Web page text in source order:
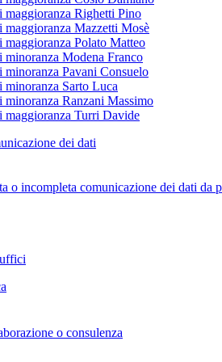
maggioranza Righetti Pino
maggioranza Mazzetti Mosè
maggioranza Polato Matteo
minoranza Modena Franco
minoranza Pavani Consuelo
minoranza Sarto Luca
minoranza Ranzani Massimo
maggioranza Turri Davide
dei dati
o incompleta comunicazione dei dati
o consulenza